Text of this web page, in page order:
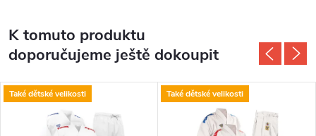
K tomuto produktu
doporučujeme ještě dokoupit
Také dětské velikosti Také dětské velikosti